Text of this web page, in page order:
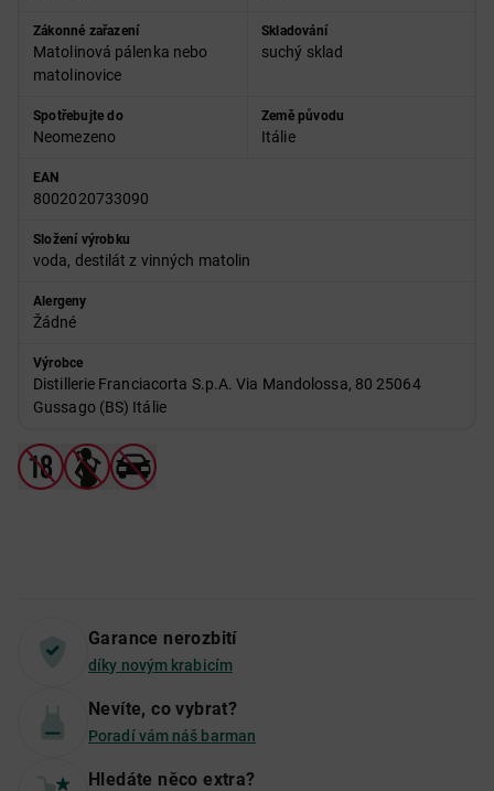
Zákonné zařazení
Matolinová pálenka nebo
matolinovice
Skladování
suchý sklad
Spotřebujte do
Neomezeno
Země původu
Itálie
EAN
8002020733090
Složení výrobku
voda, destilát z vinných matolin
Alergeny
Žádné
Výrobce
Distillerie Franciacorta S.p.A. Via Mandolossa, 80 25064
Gussago (BS) Itálie
Garance nerozbití
díky novým krabicím
Nevíte, co vybrat?
Poradí vám náš barman
Hledáte něco extra?